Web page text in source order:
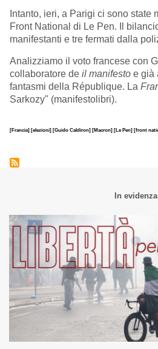
Intanto, ieri, a Parigi ci sono state
Front National di Le Pen. Il
manifestanti e tre fermati dalla
Analizziamo il voto francese con
collaboratore de il manifesto e già
fantasmi della République. La
Sarkozy" (manifestolibri).
[Francia] [elezioni] [Guido Caldiron] [Macron] [Le Pen] [front
In evidenza